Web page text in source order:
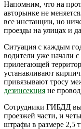
Напомним, что на
авторынке не
все инстанции, но
проезды на улицах и
Ситуация с каждым
водители уже начали
прилегающей
устанавливают
привязывают тросу
дезинсекция не
Сотрудники ГИБДД
проезжей части, и
штрафы в размере 2,5